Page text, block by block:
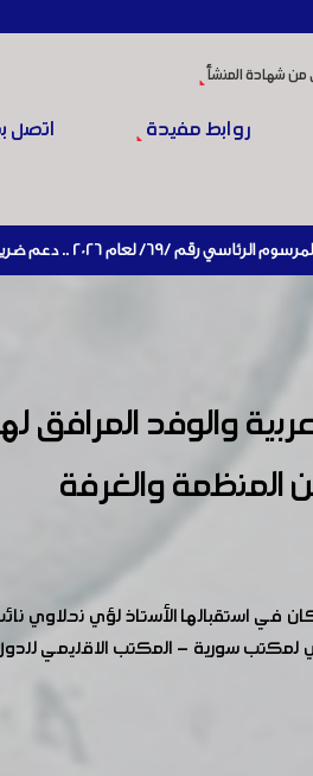
من شهادة المنشأ
روابط مفيدة اتصل
المتضررة في إطار مسار التعافي الاقتصادي وإعادة تنشيط الإنتاج
والوفد المرافق
والغرفة
في استقبالها الأستاذ لؤي نحلاوي
سورية - المكتب الاقليمي للدول